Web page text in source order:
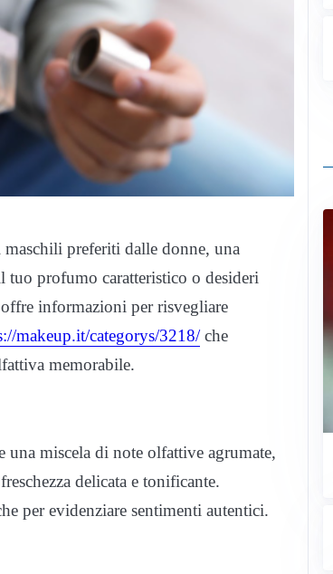
preferiti dalle donne, una
tuo profumo caratteristico o desideri
informazioni per risvegliare
makeup.it/categorys/3218/che
memorabile.
miscela di note olfattive agrumate,
delicata e tonificante.
per evidenziare sentimenti autentici.